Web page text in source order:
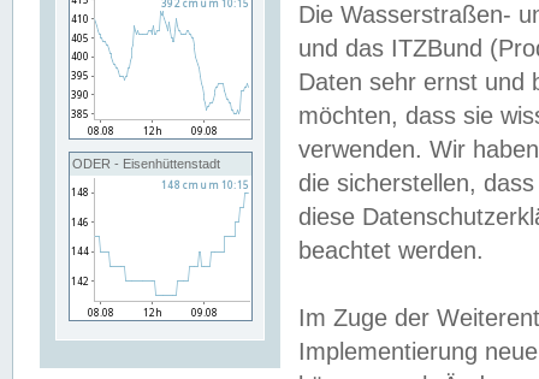
ODER - Eisenhüttenstadt
Die Wasserstraßen-
und das ITZBund
Daten sehr ernst und
möchten, dass sie
verwenden. Wir
die sicherstellen,
diese
beachtet werden.
Im Zuge der
Implementierung